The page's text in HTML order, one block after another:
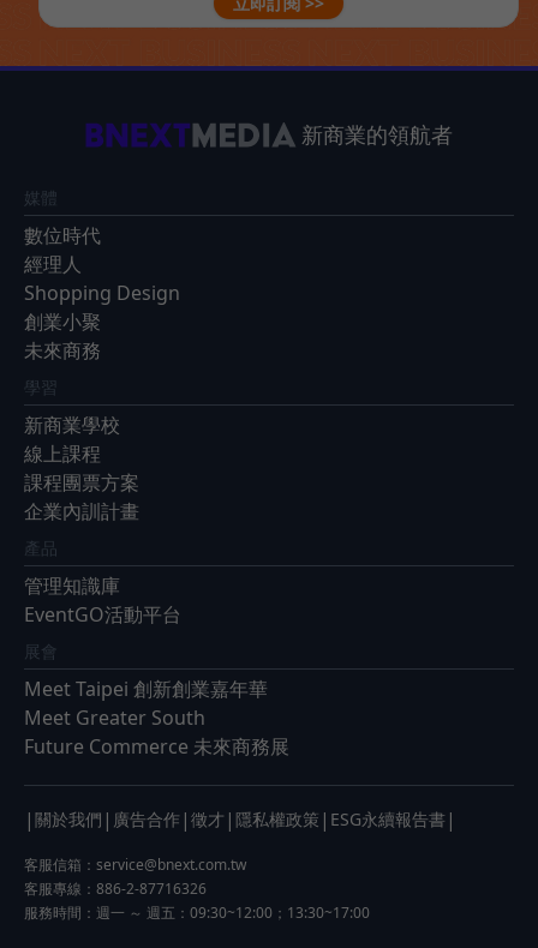
新商業的領航者
媒體
數位時代
經理人
Shopping Design
創業小聚
未來商務
學習
新商業學校
線上課程
課程團票方案
企業內訓計畫
產品
管理知識庫
EventGO活動平台
展會
Meet Taipei 創新創業嘉年華
Meet Greater South
Future Commerce 未來商務展
| 關於我們 | 廣告合作 | 徵才 | 隱私權政策 | ESG永續報告書 |
客服信箱： service@bnext.com.tw
客服專線：886-2-87716326
服務時間：週一 ～ 週五：09:30~12:00；13:30~17:00